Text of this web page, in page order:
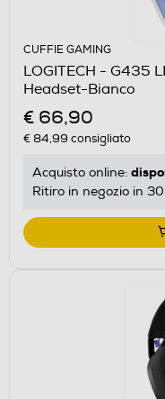
CUFFIE GAMING
LOGITECH - G435
Headset-Bianco
€ 66,90
€ 84,99 consigliato
Acquisto online:
Ritiro in negozio in